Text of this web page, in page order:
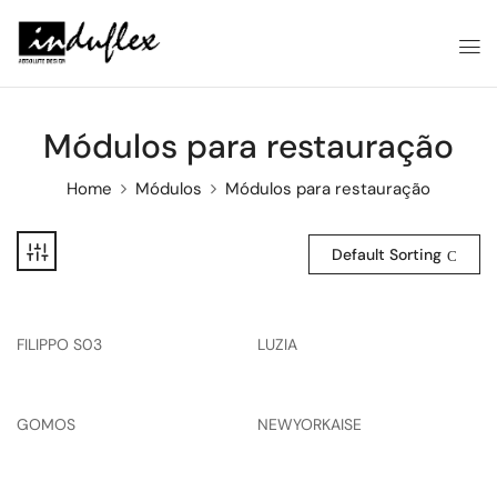
Módulos para restauração
Home Módulos Módulos para restauração
Default Sorting
FILIPPO S03 LUZIA
GOMOS NEWYORKAISE